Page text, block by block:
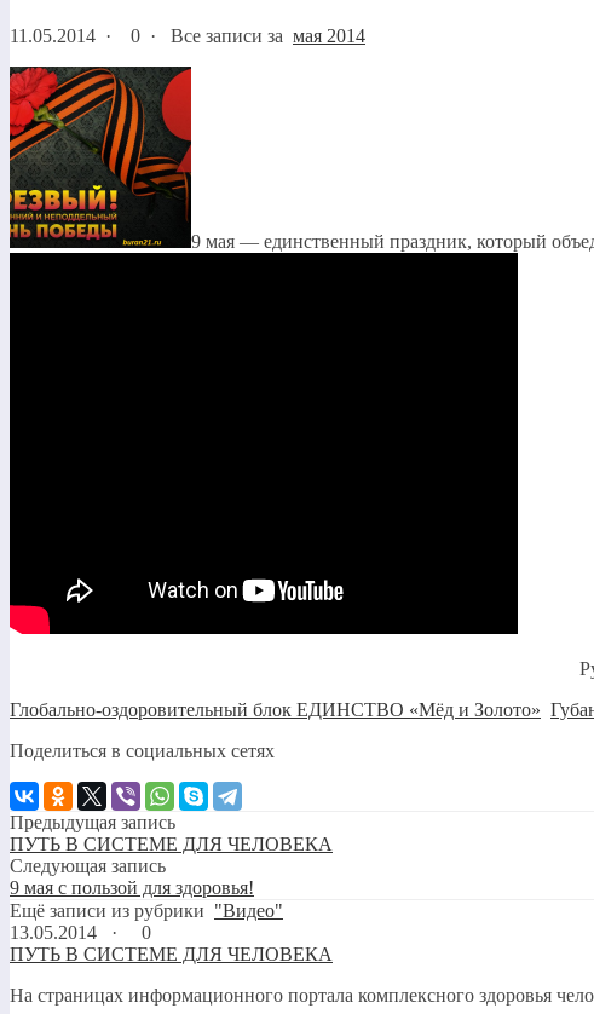
11.05.2014 · 0 · Все записи за мая 2014
9 мая — единственный праздник, который
Глобально-оздоровительный блок ЕДИНСТВО «Мёд и Золото»
Поделиться в социальных сетях
Предыдущая запись
ПУТЬ В СИСТЕМЕ ДЛЯ ЧЕЛОВЕКА
Следующая запись
9 мая с пользой для здоровья!
Ещё записи из рубрики "Видео"
13.05.2014 ·
0
ПУТЬ В СИСТЕМЕ ДЛЯ ЧЕЛОВЕКА
На страницах информационного портала комплексного здоровья